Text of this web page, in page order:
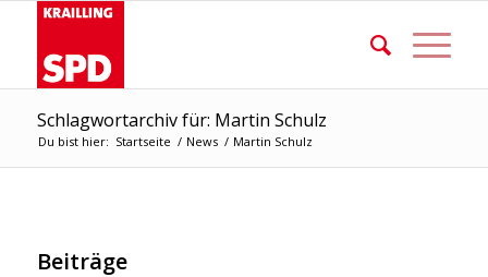
Schlagwortarchiv für: Martin Schulz
Du bist hier: Startseite / News / Martin Schulz
Beiträge